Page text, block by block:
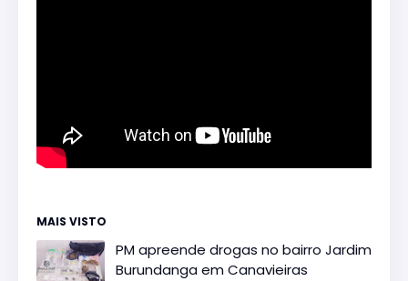
MAIS VISTO
PM apreende drogas no bairro Jardim
Burundanga em Canavieiras